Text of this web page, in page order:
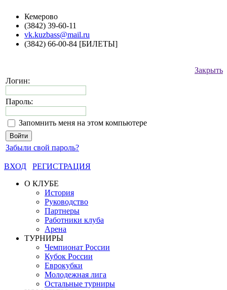
Кемерово
(3842) 39-60-11
vk.kuzbass@mail.ru
(3842) 66-00-84 [БИЛЕТЫ]
Закрыть
Логин:
Пароль:
Запомнить меня на этом компьютере
Забыли свой пароль?
ВХОД
РЕГИСТРАЦИЯ
О КЛУБЕ
История
Руководство
Партнеры
Работники клуба
Арена
ТУРНИРЫ
Чемпионат России
Кубок России
Еврокубки
Молодежная лига
Остальные турниры